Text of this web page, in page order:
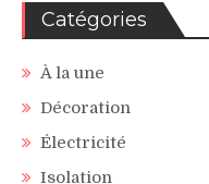
Catégories
À la une
Décoration
Électricité
Isolation